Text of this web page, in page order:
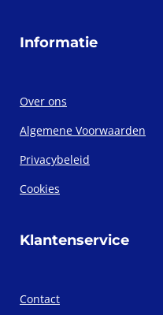
Informatie
Over ons
Algemene Voorwaarden
Privacybeleid
Cookies
Klantenservice
Contact